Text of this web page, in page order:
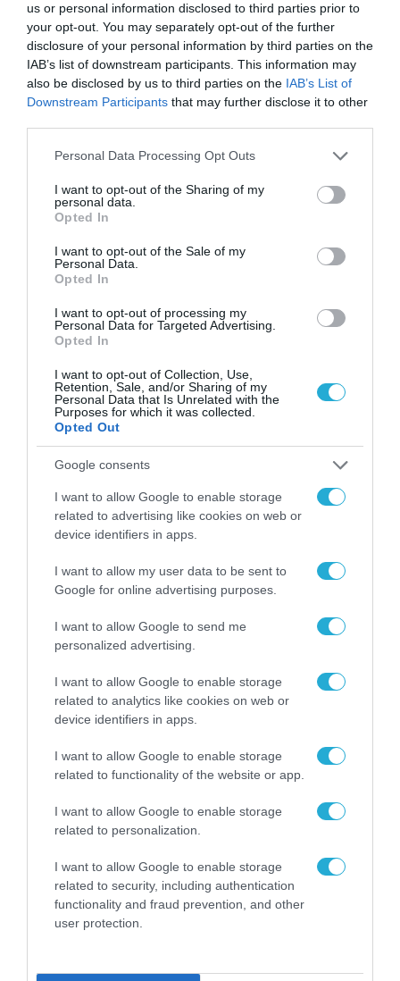
us or personal information disclosed to third parties prior to
your opt-out. You may separately opt-out of the further
disclosure of your personal information by third parties on the
IAB’s list of downstream participants. This information may
also be disclosed by us to third parties on the IAB’s List of
Downstream Participants that may further disclose it to other
Please note that this website/app uses one or more Google
not limited to your visit or usage behaviour. You may click to
grant or deny consent to Google and its third-party tags to
use your data for below specified purposes in below Google
consent section.
Personal Data Processing Opt Outs
I want to opt-out of the Sharing of my
personal data.
Opted In
I want to opt-out of the Sale of my
Personal Data.
Opted In
I want to opt-out of processing my
Personal Data for Targeted Advertising.
Opted In
I want to opt-out of Collection, Use,
Retention, Sale, and/or Sharing of my
Personal Data that Is Unrelated with the
Purposes for which it was collected.
Opted Out
Google consents
I want to allow Google to enable storage
related to advertising like cookies on web or
device identifiers in apps.
I want to allow my user data to be sent to
Google for online advertising purposes.
I want to allow Google to send me
personalized advertising.
I want to allow Google to enable storage
related to analytics like cookies on web or
device identifiers in apps.
I want to allow Google to enable storage
related to functionality of the website or app.
I want to allow Google to enable storage
related to personalization.
I want to allow Google to enable storage
related to security, including authentication
functionality and fraud prevention, and other
user protection.
ΡΟΗ ΕΙΔΗΣΕΩΝ
Το χρηματοδοτούμενο
από την ΕΕ έργο “The
ενισχύει την ασφάλεια
των παιδιών στο
διαδίκτυο
31.07.2026
ΑΑΔΕ: Διευκρινίσεις
για τα πρόστιμα σε
παραβάσεις που
Σ. Καλαφάτης: «Η
δεν είναι απλώς μια
νέα τεχνολογία, είναι
μια νέα βιομηχανική
31.07.2026
Νέος οδηγός του ΕΚΤ
για τη χρηματοδότηση
επιχειρήσεων στον
χώρο της άμυνας
31.07.2026
βαλίτσα του φετινού
καλοκαιριού έχει την
υπογραφή της Xiaomi
ΟΛΗ Η ΡΟΗ ΕΙΔΗΣΕΩΝ